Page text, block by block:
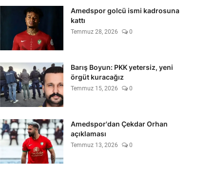
Amedspor golcü ismi kadrosuna
kattı
Temmuz 28, 2026 0
Barış Boyun: PKK yetersiz, yeni
örgüt kuracağız
Temmuz 15, 2026 0
Amedspor'dan Çekdar Orhan
açıklaması
Temmuz 13, 2026 0